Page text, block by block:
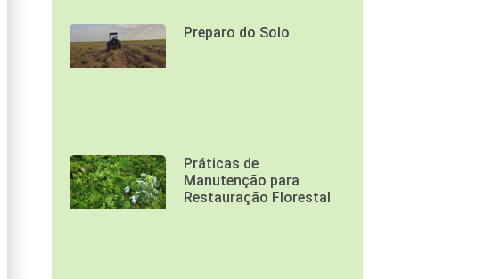
Preparo do Solo
Práticas de
Manutenção para
Restauração Florestal